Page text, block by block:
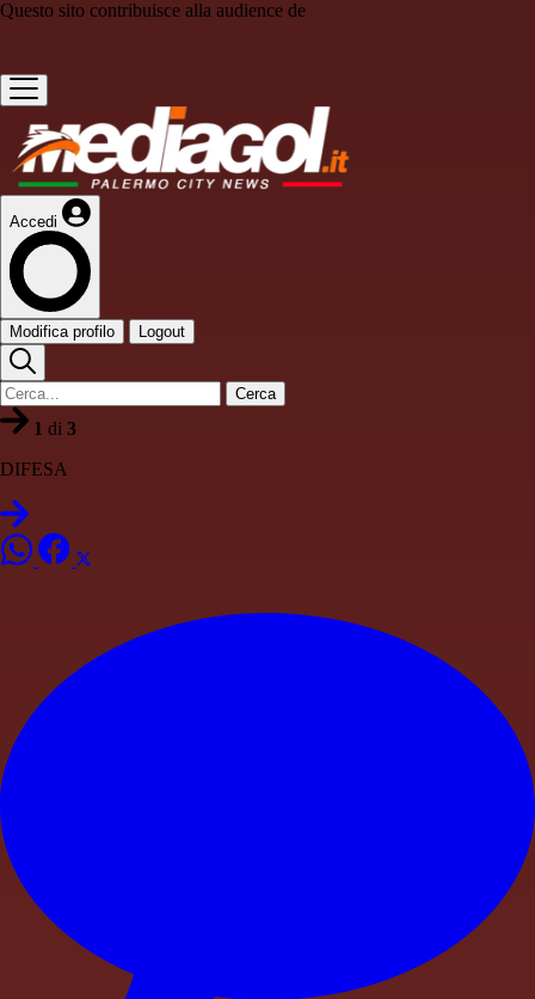
Questo sito contribuisce alla audience de
Accedi
Modifica profilo Logout
Cerca
1 di 3
DIFESA